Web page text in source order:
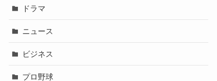
ドラマ
ニュース
ビジネス
プロ野球